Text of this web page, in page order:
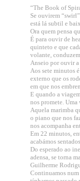
“The Book of
Se ouvirem
está lá subtil e
Ora quem pensa
É para ouvir de
quinteto e que
volante,
Anseio por ouvir a
Aos sete minutos
externo que os
em que nos
E quando a
nos promete.
Aquela marimba
o piano que nos
nos acompanha
Em 22 minutos,
acabámos
Do esperado ao
adensa, se torna
Guilherme
Continuamos